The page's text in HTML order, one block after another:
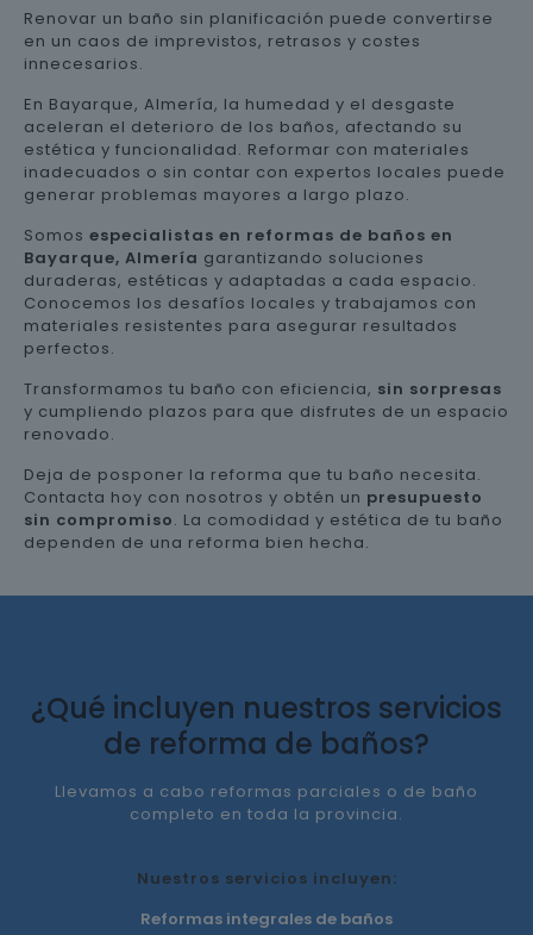
Renovar un baño sin planificación puede convertirse
en un caos de imprevistos, retrasos y costes
innecesarios.
En Bayarque, Almería, la humedad y el desgaste
aceleran el deterioro de los baños, afectando su
estética y funcionalidad. Reformar con materiales
inadecuados o sin contar con expertos locales puede
generar problemas mayores a largo plazo.
Somos especialistas en reformas de baños en
Bayarque, Almería garantizando soluciones
duraderas, estéticas y adaptadas a cada espacio.
Conocemos los desafíos locales y trabajamos con
materiales resistentes para asegurar resultados
perfectos.
Transformamos tu baño con eficiencia, sin sorpresas
y cumpliendo plazos para que disfrutes de un espacio
renovado.
Deja de posponer la reforma que tu baño necesita.
Contacta hoy con nosotros y obtén un presupuesto
sin compromiso. La comodidad y estética de tu baño
dependen de una reforma bien hecha.
¿Qué incluyen nuestros servicios
de reforma de baños?
Llevamos a cabo reformas parciales o de baño
completo en toda la provincia.
Nuestros servicios incluyen:
Reformas integrales de baños